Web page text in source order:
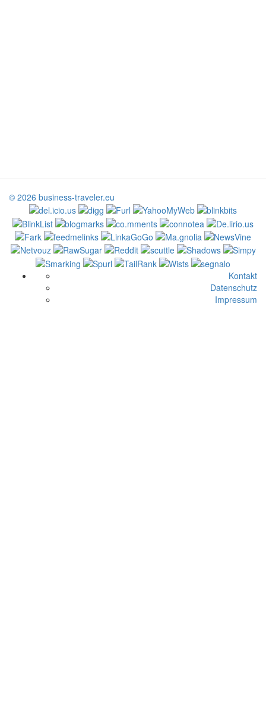
© 2026 business-traveler.eu
Kontakt
Datenschutz
Impressum